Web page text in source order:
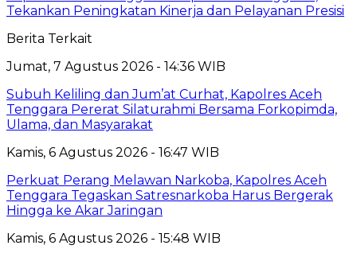
Tekankan Peningkatan Kinerja dan Pelayanan Presisi
Berita Terkait
Jumat, 7 Agustus 2026 - 14:36 WIB
Subuh Keliling dan Jum’at Curhat, Kapolres Aceh
Tenggara Pererat Silaturahmi Bersama Forkopimda,
Ulama, dan Masyarakat
Kamis, 6 Agustus 2026 - 16:47 WIB
Perkuat Perang Melawan Narkoba, Kapolres Aceh
Tenggara Tegaskan Satresnarkoba Harus Bergerak
Hingga ke Akar Jaringan
Kamis, 6 Agustus 2026 - 15:48 WIB